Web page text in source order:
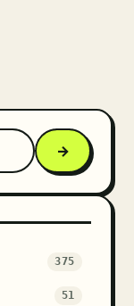
→
375
51